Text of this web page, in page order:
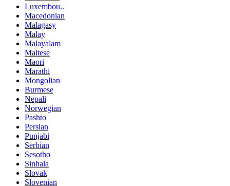
Luxembou..
Macedonian
Malagasy
Malay
Malayalam
Maltese
Maori
Marathi
Mongolian
Burmese
Nepali
Norwegian
Pashto
Persian
Punjabi
Serbian
Sesotho
Sinhala
Slovak
Slovenian